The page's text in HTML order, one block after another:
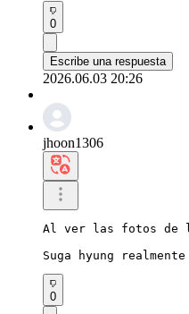
0
Escribe una respuesta
2026.06.03 20:26
jhoon1306
Al ver las fotos de
Suga hyung
0